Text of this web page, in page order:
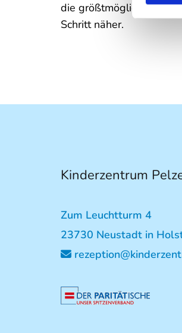
die größtmögliche Hilfe
Schritt näher.
Kinderzentrum
Zum Leuchtturm 4
23730 Neustadt in
